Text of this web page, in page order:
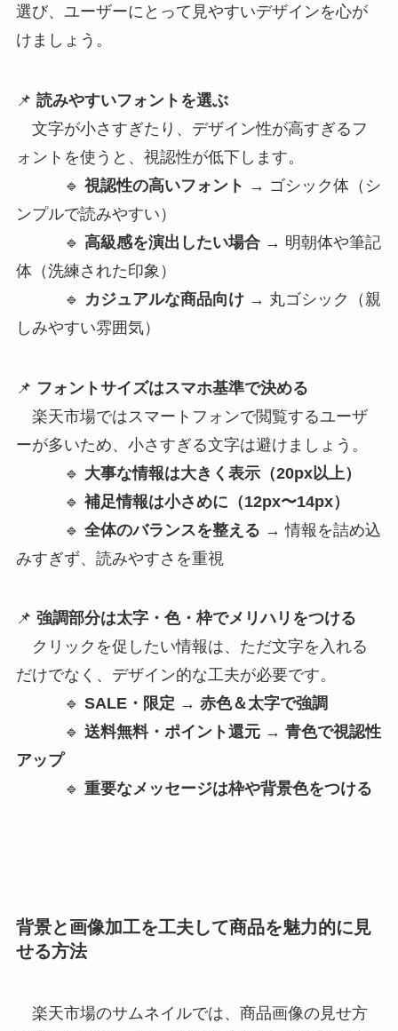
選び、ユーザーにとって見やすいデザインを心が
けましょう。
📌 読みやすいフォントを選ぶ
文字が小さすぎたり、デザイン性が高すぎるフ
ォントを使うと、視認性が低下します。
🔹 視認性の高いフォント → ゴシック体（シ
ンプルで読みやすい）
🔹 高級感を演出したい場合→ 明朝体や筆記
体（洗練された印象）
🔹 カジュアルな商品向け→ 丸ゴシック（親
しみやすい雰囲気）
📌 フォントサイズはスマホ基準で決める
楽天市場ではスマートフォンで閲覧するユーザ
ーが多いため、小さすぎる文字は避けましょう。
🔹 大事な情報は大きく表示（20px以上）
🔹 補足情報は小さめに（12px〜14px）
🔹 全体のバランスを整える → 情報を詰め込
みすぎず、読みやすさを重視
📌 強調部分は太字・色・枠でメリハリをつける
クリックを促したい情報は、ただ文字を入れる
だけでなく、デザイン的な工夫が必要です。
🔹 SALE・限定 → 赤色＆太字で強調
🔹 送料無料・ポイント還元 → 青色で視認性
アップ
🔹 重要なメッセージは枠や背景色をつける
背景と画像加工を工夫して商品を魅力的に見
せる方法
楽天市場のサムネイルでは、商品画像の見せ方